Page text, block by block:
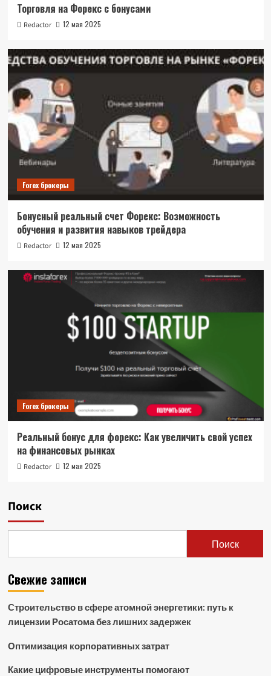
Торговля на Форекс с бонусами
Redactor 12 мая 2025
Forex брокеры
Бонусный реальный счет Форекс: Возможность
обучения и развития навыков трейдера
Redactor 12 мая 2025
Forex брокеры
Реальный бонус для форекс: Как увеличить свой успех
на финансовых рынках
Redactor 12 мая 2025
Поиск
Поиск
Свежие записи
Строительство в сфере атомной энергетики: путь к
лицензии Росатома без лишних задержек
Оптимизация корпоративных затрат
Какие цифровые инструменты помогают